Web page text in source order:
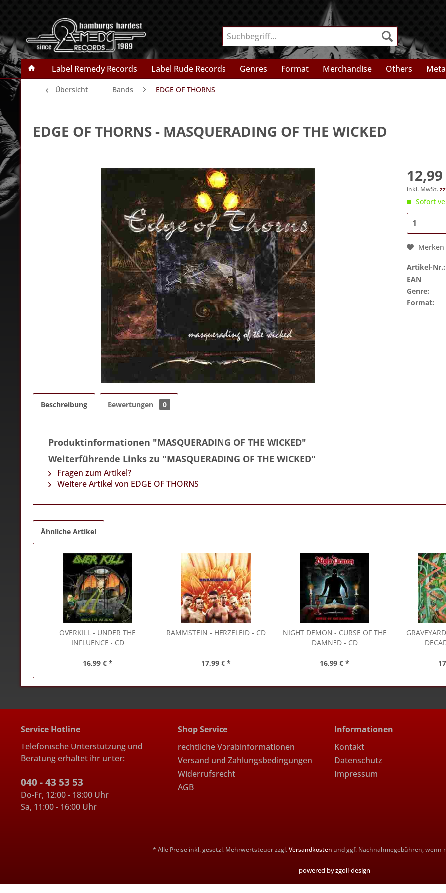
Label Remedy Records Label Rude Records Genres Format Merchandise Others
Übersicht Bands EDGE OF THORNS
EDGE OF THORNS- MASQUERADING OF THE WICKED
inkl. MwSt.
Sofort
Merken
Artikel-Nr.:
EAN
Genre:
Format:
Beschreibung Bewertungen 0
Produktinformationen "MASQUERADING OF THE WICKED"
Weiterführende Links zu "MASQUERADING OF THE WICKED"
Fragen zum Artikel?
Weitere Artikel von EDGE OF THORNS
Ähnliche Artikel
OVERKILL - UNDER THE
INFLUENCE - CD
16,99 € *
RAMMSTEIN - HERZELEID - CD
17,99 € *
NIGHT DEMON - CURSE OF THE
DAMNED - CD
16,99 € *
GRAVEYARD
Service Hotline
Telefonische Unterstützung und
Beratung erhaltet ihr unter:
040 - 43 53 53
Do-Fr, 12:00 - 18:00 Uhr
Sa, 11:00 - 16:00 Uhr
Shop Service
rechtliche Vorabinformationen
Versand und Zahlungsbedingungen
Widerrufsrecht
AGB
Informationen
Kontakt
Datenschutz
Impressum
* Alle Preise inkl. gesetzl. Mehrwertsteuer zzgl.Versandkosten und ggf. Nachnahmegebühren, wenn
powered by zgoll-design